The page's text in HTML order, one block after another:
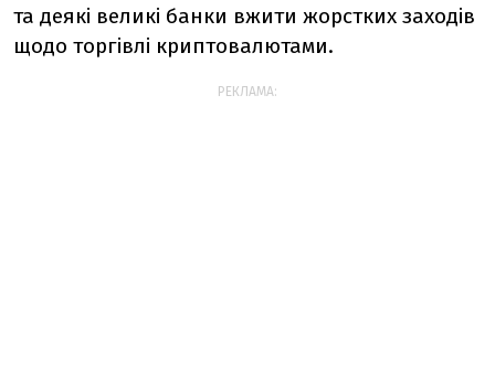
та деякі великі банки вжити жорстких заходів
щодо торгівлі криптовалютами.
РЕКЛАМА: